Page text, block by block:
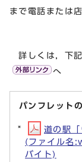
まで電話または
詳しくは，下記
へ
パンフレット
道の駅
(ファイル
バイト)